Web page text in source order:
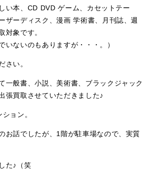
い本、CD DVD ゲーム、カセットテー
ザーディスク、漫画 学術書、月刊誌、週
対象です。
いないのもありますが・・・。）
さい。
一般書、小説、美術書、ブラックジャック
張買取させていただきました♪
ョン。
お話でしたが、1階が駐車場なので、実質
た♪（笑